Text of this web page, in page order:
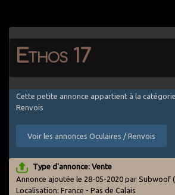
Ethos 17
Cette petite annonce appartient à la
Renvois
Voir les annonces Oculaires / Renvois
Type d'annonce: Vente
Annonce ajoutée le 28-05-2020 par Subwoof
Localisation: France - Pas de Calais